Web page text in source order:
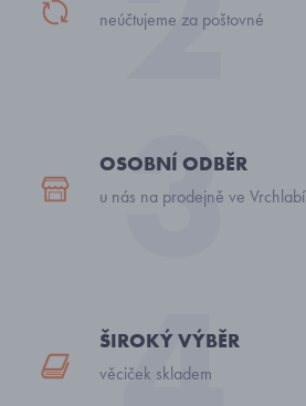
neúčtujeme za poštovné
OSOBNÍ ODBĚR
u nás na prodejně ve Vrchlabí
ŠIROKÝ VÝBĚR
věciček skladem